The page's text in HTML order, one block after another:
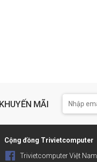
MÃI
Cộng đồng Trivietcomputer
Trivietcomputer Việt Nam